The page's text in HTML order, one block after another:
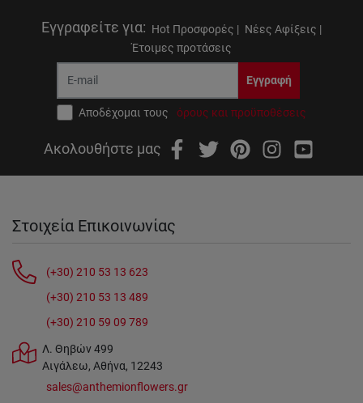
Εγγραφείτε για: Hot Προσφορές | Νέες Αφίξεις |
Έτοιμες προτάσεις
Εγγραφή
Αποδέχομαι τους όρους και προϋποθέσεις
Ακολουθήστε μας
Στοιχεία Επικοινωνίας
(+30) 210 53 13 623
(+30) 210 53 13 489
(+30) 210 59 09 789
Λ. Θηβών 499
Αιγάλεω, Αθήνα, 12243
sales@anthemionflowers.gr